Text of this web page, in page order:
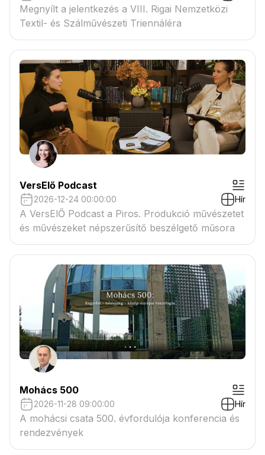
Megnyílt a jelentkezés a VIII. Rigai Nemzetközi
Textil- és Szálművészeti Triennáléra
VersElő Podcast
2026-12-24 00:00:00 Hír
A VersElŐ Podcast a Piros. Produkció művészetet
és művészeket népszerűsítő beszélgető műsora
Mohács 500
2026-11-28 09:00:00 Hír
A mohácsi csata 500. évfordulója konferencia és
rendezvények